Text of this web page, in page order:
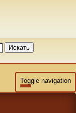
Искать
Toggle navigation